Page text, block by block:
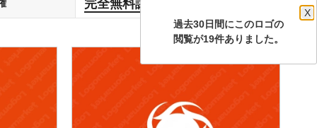
過去30日間にこのロゴの
X
閲覧が19件ありました。